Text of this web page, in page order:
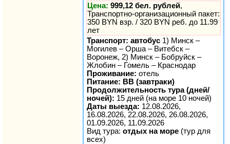
Цена: 999,12 бел. рублей,
Транспортно-организационный пакет:
350 BYN взр. / 320 BYN реб. до 11.99
лет
Транспорт: автобус 1) Минск –
Могилев – Орша – Витебск –
Воронеж, 2) Минск – Бобруйск –
Жлобин – Гомель – Краснодар
Проживание: отель
Питание: BB (завтраки)
Продолжительность тура (дней/
ночей): 15 дней (на море 10 ночей)
Даты выезда: 12.08.2026,
16.08.2026, 22.08.2026, 26.08.2026,
01.09.2026, 11.09.2026
Вид тура: отдых на море (тур для
всех)